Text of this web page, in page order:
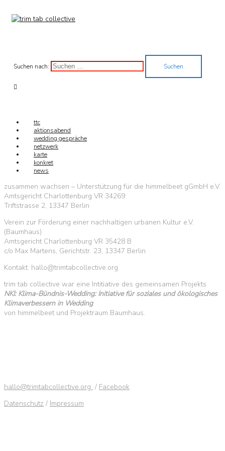
Suchen nach:
ttc
aktionsabend
wedding gespräche
netzwerk
karte
konkret
news
zusammen wachsen – Unterstützung für die himmelbeet gGmbH e.V.
Amtsgericht Charlottenburg VR 34269
Triftstrasse 2, 13347 Berlin
Verein zur Förderung einer nachhaltigen urbanen Kultur e.V.
(Baumhaus)
Amtsgericht Charlottenburg VR 35428 B
c/o Max Martens, Gerichtstr. 23, 13347 Berlin
Kontakt: hallo@trimtabcollective.org
trim tab collective war eine Intitiative des gemeinsamen Projekts
NKI: Klima-Bündnis-Wedding: Initiative für soziales und ökologisches
Klimaverbessern in Wedding
von himmelbeet und Projektraum Baumhaus.
hallo@trimtabcollective.org / Facebook
Datenschutz / Impressum